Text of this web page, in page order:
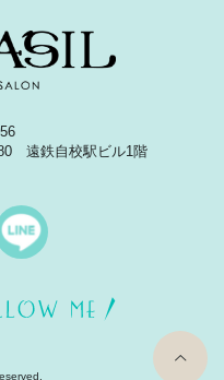
遠鉄自校駅ビル1階
top